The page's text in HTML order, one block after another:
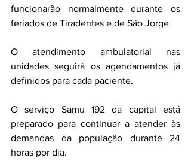
funcionarão normalmente durante os
feriados de Tiradentes e de São Jorge.
O atendimento ambulatorial nas
unidades seguirá os agendamentos já
definidos para cada paciente.
O serviço Samu 192 da capital está
preparado para continuar a atender às
demandas da população durante 24
horas por dia.